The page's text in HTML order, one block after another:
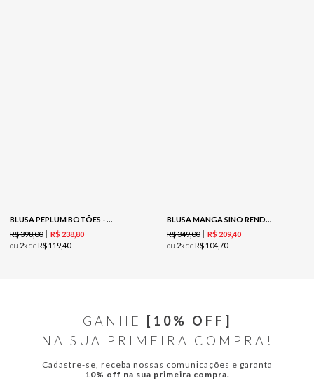
BLUSA PEPLUM BOTÕES - COOKIE
R$398,00 R$ 23880
ou 2x deR$ 11940
BLUSA MANGA SINO RENDADA TRICOT - CARAMELO
R$349,00 R$ 20940
ou 2x deR$ 10470
GANHE
[10% OFF]
NA SUA PRIMEIRA COMPRA!
Cadastre-se, receba nossas comunicações e garanta
10% off na sua primeira compra.